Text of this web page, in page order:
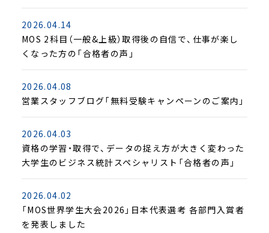
2026.04.14
MOS 2科目（一般&上級）取得後の自信で、仕事が楽し
くなった方の「合格者の声」
2026.04.08
営業スタッフブログ「無料受験キャンペーンのご案内」
2026.04.03
資格の学習・取得で、データの捉え方が大きく変わった
大学生のビジネス統計スペシャリスト「合格者の声」
2026.04.02
「MOS世界学生大会2026」日本代表選考 各部門入賞者
を発表しました